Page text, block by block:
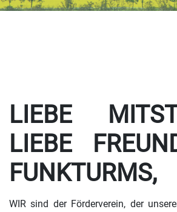
LIEBE
LIEBE
FUNKTURMS,
WIR sind der Förderverein, der